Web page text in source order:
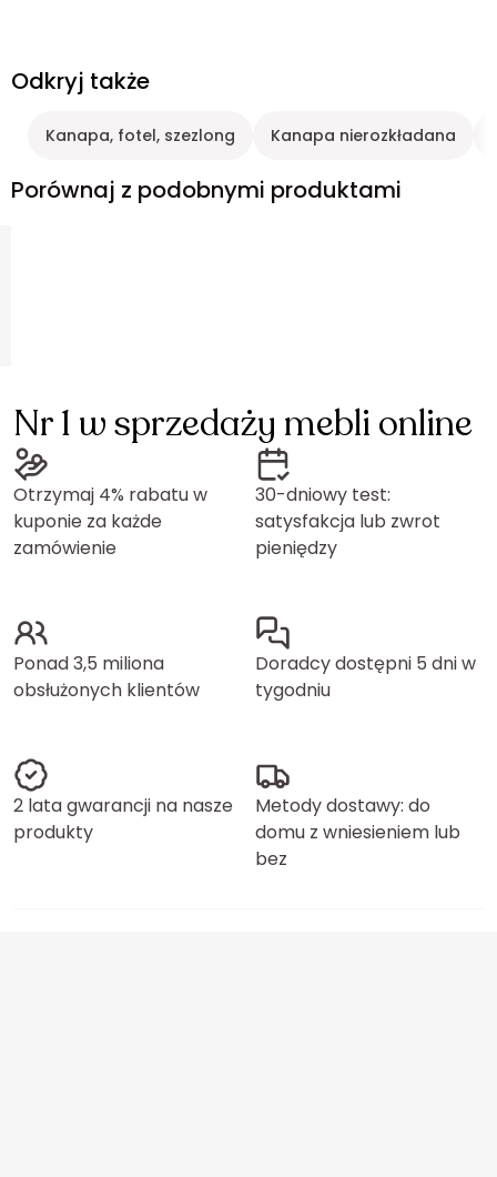
Odkryj także
Kanapa, fotel, szezlong Kanapa nierozkładana
Porównaj z podobnymi produktami
Nr 1 w sprzedaży mebli online
Otrzymaj 4% rabatu w
kuponie za każde
zamówienie
30-dniowy test:
satysfakcja lub zwrot
pieniędzy
Ponad 3,5 miliona
obsłużonych klientów
Doradcy dostępni 5 dni w
tygodniu
2 lata gwarancji na nasze
produkty
Metody dostawy: do
domu z wniesieniem lub
bez